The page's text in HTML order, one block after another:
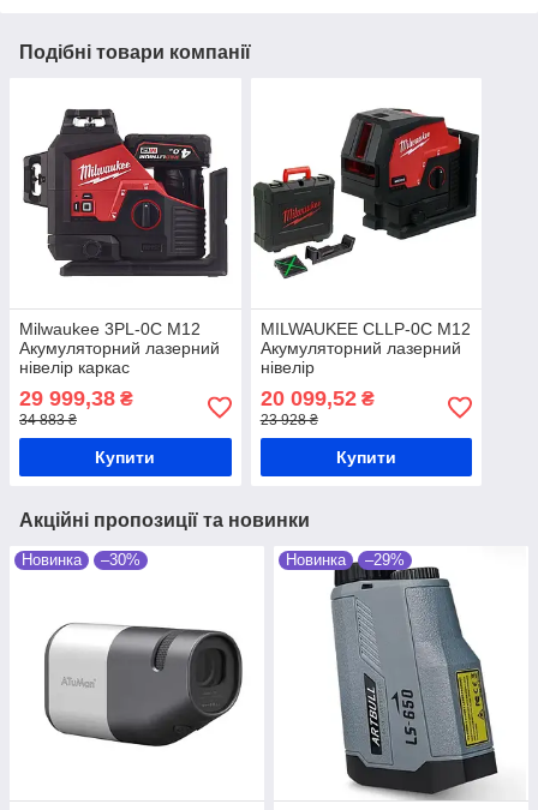
Подібні товари компанії
Milwaukee 3PL-0C M12
Акумуляторний лазерний
нівелір каркас
29 999,38 ₴
34 883 ₴
Купити
MILWAUKEE CLLP-0C M12
Акумуляторний лазерний
нівелір
20 099,52₴
23 928 ₴
Купити
Акційні пропозиції та новинки
Новинка –30% Новинка –29%